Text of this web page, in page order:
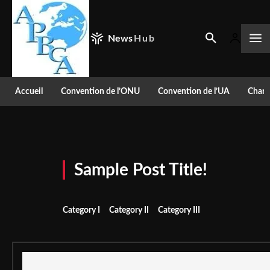
News Hub
Accueil Convention de l’ONU Convention de l’UA
Sample Post Title!
Category I Category II Category III